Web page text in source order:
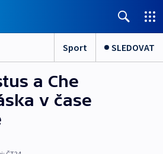
Sport SLEDOVAT
a Che
v čase